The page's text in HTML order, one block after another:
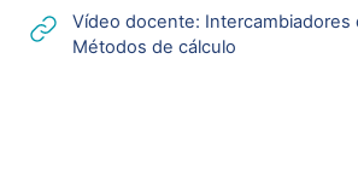
Vídeo docente: Intercambiadores
Métodos de cálculo